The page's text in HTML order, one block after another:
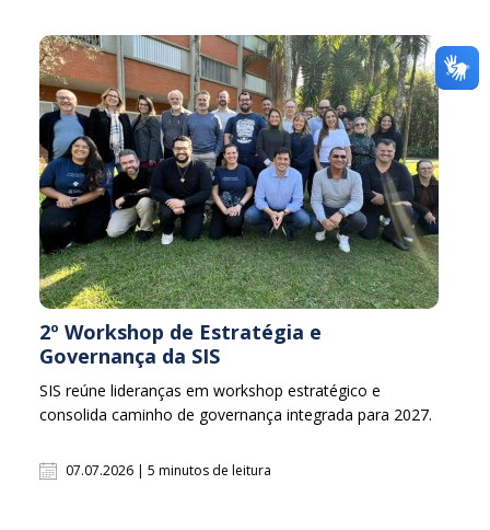
2º Workshop de Estratégia e
Governança da SIS
SIS reúne lideranças em workshop estratégico e
consolida caminho de governança integrada para 2027.
07.07.2026 | 5 minutos de leitura